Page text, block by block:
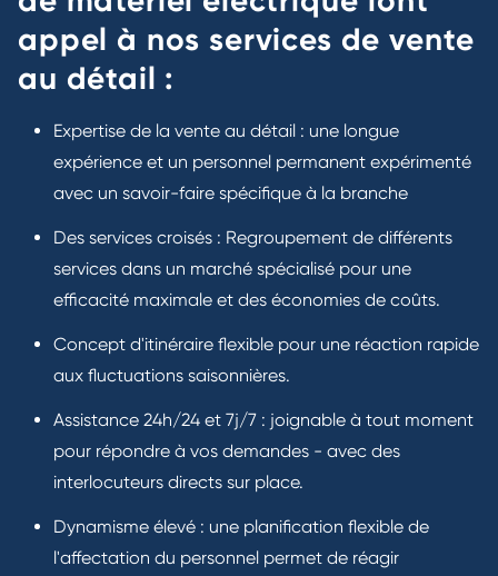
appel à nos services de vente
au détail :
Expertise de la vente au détail : une longue
expérience et un personnel permanent expérimenté
avec un savoir-faire spécifique à la branche
Des services croisés : Regroupement de différents
services dans un marché spécialisé pour une
efficacité maximale et des économies de coûts.
Concept d'itinéraire flexible pour une réaction rapide
aux fluctuations saisonnières.
Assistance 24h/24 et 7j/7 : joignable à tout moment
pour répondre à vos demandes - avec des
interlocuteurs directs sur place.
Dynamisme élevé : une planification flexible de
l'affectation du personnel permet de réagir